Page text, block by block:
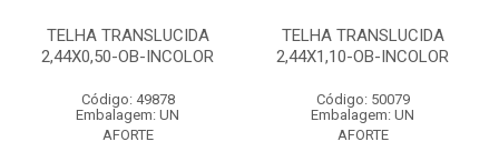
TELHA TRANSLUCIDA
2,44X0,50-OB-INCOLOR
Código: 49878
Embalagem: UN
AFORTE
TELHA TRANSLUCIDA
2,44X1,10-OB-INCOLOR
Código: 50079
Embalagem: UN
AFORTE